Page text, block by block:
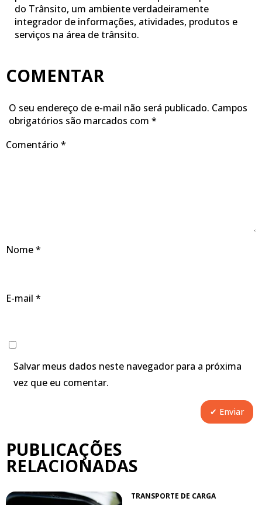
do Trânsito, um ambiente verdadeiramente
integrador de informações, atividades, produtos e
serviços na área de trânsito.
COMENTAR
O seu endereço de e-mail não será publicado. Campos
obrigatórios são marcados com *
Comentário *
Nome*
E-mail *
Salvar meus dados neste navegador para a próxima
vez que eu comentar.
PUBLICAÇÕES
RELACIONADAS
TRANSPORTE DE CARGA